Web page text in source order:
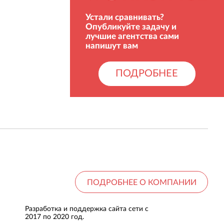
Устали сравнивать?
Опубликуйте задачу и
лучшие агентства сами
напишут вам
ПОДРОБНЕЕ
ПОДРОБНЕЕ О КОМПАНИИ
Разработка и поддержка сайта сети с
2017 по 2020 год.